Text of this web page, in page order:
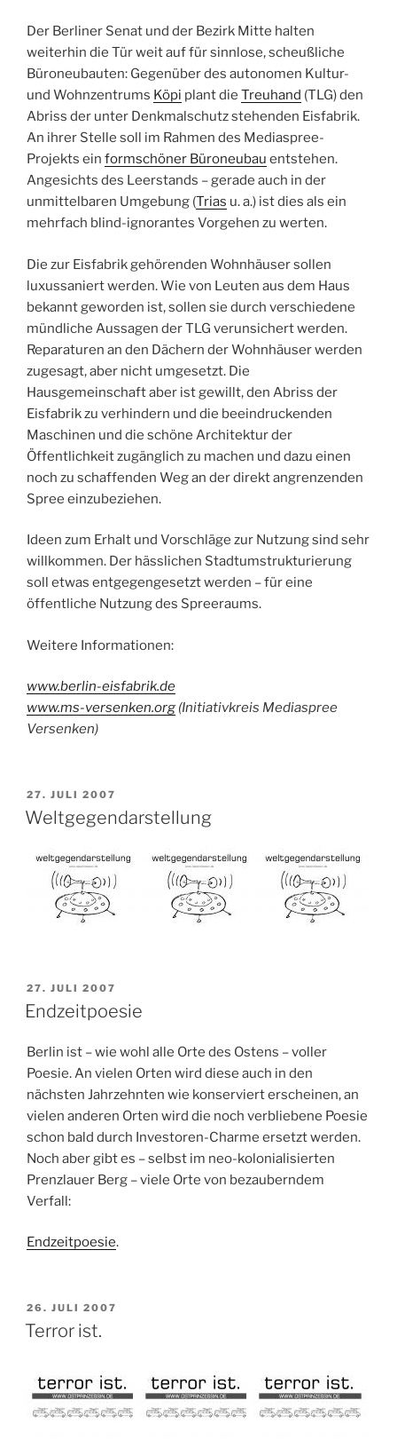
Der Berliner Senat und der Bezirk Mitte halten
weiterhin die Tür weit auf für sinnlose, scheußliche
Büroneubauten: Gegenüber des autonomen Kultur-
und Wohnzentrums Köpi plant die Treuhand (TLG) den
Abriss der unter Denkmalschutz stehenden Eisfabrik.
An ihrer Stelle soll im Rahmen des Mediaspree-
Projekts ein formschöner Büroneubau entstehen.
Angesichts des Leerstands – gerade auch in der
unmittelbaren Umgebung (Trias u. a.) ist dies als ein
mehrfach blind-ignorantes Vorgehen zu werten.
Die zur Eisfabrik gehörenden Wohnhäuser sollen
luxussaniert werden. Wie von Leuten aus dem Haus
bekannt geworden ist, sollen sie durch verschiedene
mündliche Aussagen der TLG verunsichert werden.
Reparaturen an den Dächern der Wohnhäuser werden
zugesagt, aber nicht umgesetzt. Die
Hausgemeinschaft aber ist gewillt, den Abriss der
Eisfabrik zu verhindern und die beeindruckenden
Maschinen und die schöne Architektur der
Öffentlichkeit zugänglich zu machen und dazu einen
noch zu schaffenden Weg an der direkt angrenzenden
Spree einzubeziehen.
Ideen zum Erhalt und Vorschläge zur Nutzung sind sehr
willkommen. Der hässlichen Stadtumstrukturierung
soll etwas entgegengesetzt werden – für eine
öffentliche Nutzung des Spreeraums.
Weitere Informationen:
www.berlin-eisfabrik.de
www.ms-versenken.org (Initiativkreis Mediaspree
Versenken)
VERÖFFENTLICHT
AM
27. JULI 2007
Weltgegendarstellung
VERÖFFENTLICHT
AM
27. JULI 2007
Endzeitpoesie
Berlin ist – wie wohl alle Orte des Ostens – voller
Poesie. An vielen Orten wird diese auch in den
nächsten Jahrzehnten wie konserviert erscheinen, an
vielen anderen Orten wird die noch verbliebene Poesie
schon bald durch Investoren-Charme ersetzt werden.
Noch aber gibt es – selbst im neo-kolonialisierten
Prenzlauer Berg – viele Orte von bezauberndem
Verfall:
Endzeitpoesie.
VERÖFFENTLICHT
AM
26. JULI 2007
Terror ist.